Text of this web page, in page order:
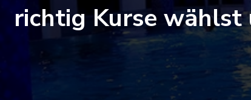
richtig Kurse wählst